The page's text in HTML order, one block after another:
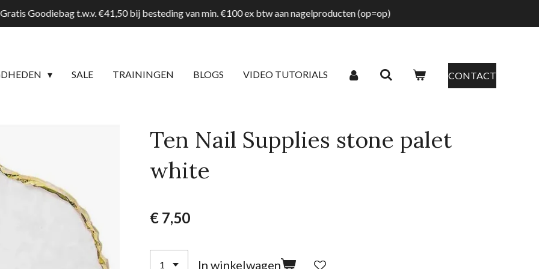
Goodiebag t.w.v. €41,50 bij besteding van min. €100 ex btw aan nagelproducten (op=op)
SALE TRAININGEN BLOGS VIDEO TUTORIALS CONTACT
Ten Nail Supplies stone palet
white
€ 7,50
In winkelwagen